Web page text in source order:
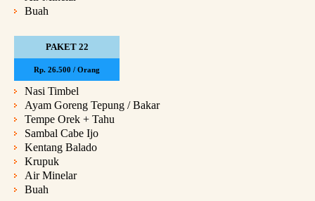
Buah
PAKET 22
Rp. 26.500 / Orang
Nasi Timbel
Ayam Goreng Tepung / Bakar
Tempe Orek + Tahu
Sambal Cabe Ijo
Kentang Balado
Krupuk
Air Minelar
Buah